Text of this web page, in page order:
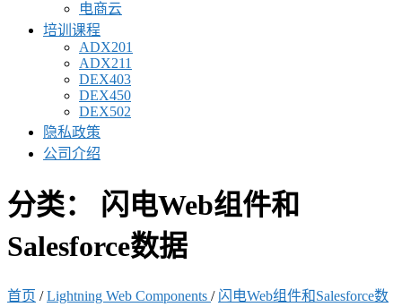
电商云
培训课程
ADX201
ADX211
DEX403
DEX450
DEX502
隐私政策
公司介绍
分类： 闪电Web组件和
Salesforce数据
首页 / Lightning Web Components / 闪电Web组件和Salesforce数